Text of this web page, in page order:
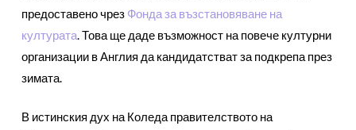
предоставено чрез Фонда за възстановяване на
културата. Това ще даде възможност на повече културни
организации в Англия да кандидатстват за подкрепа през
зимата.
В истинския дух на Коледа правителството на